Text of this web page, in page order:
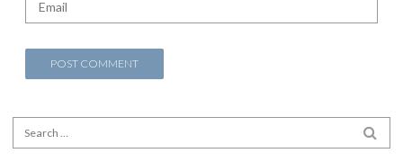
Search for: